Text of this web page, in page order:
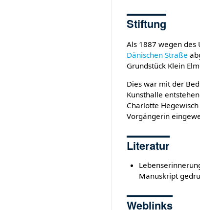
Stiftung
Als 1887 wegen des
Dänischen Straße
Grundstück Klein
Dies war mit der
Kunsthalle
Charlotte
Vorgängerin
Literatur
Manuskript
Weblinks